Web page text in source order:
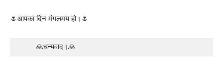
🌷आपका दिन मंगलमय हो।🌷
    🙏धन्यवाद।🙏